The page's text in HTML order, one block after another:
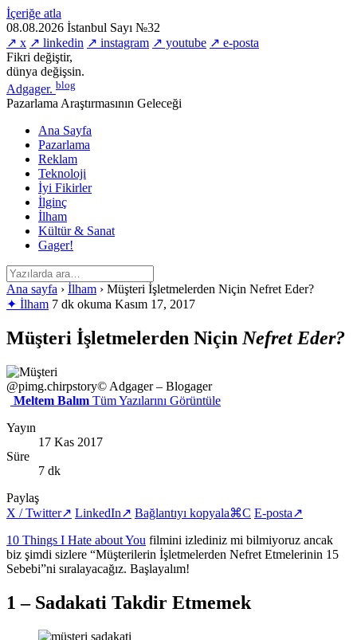
İçeriğe atla
08.08.2026 İstanbul Sayı №32
↗ x ↗ linkedin ↗ instagram ↗ youtube ↗ e-posta
Fikri değiştir,
dünya değişsin.
Adgager. blog
Pazarlama Araştırmasının Geleceği
Ana Sayfa
Pazarlama
Reklam
Teknoloji
İyi Fikirler
İlginç
İlham
Kültür & Sanat
Gager!
Ana sayfa › İlham › Müşteri İşletmelerden Niçin Nefret Eder?
✦ İlham 7 dk okuma Kasım 17, 2017
Müşteri İşletmelerden NiçinNefret Eder?
@pimg.chirpstory© Adgager – Blogager
Meltem Balım Tüm Yazılarını Görüntüle
Yayın
17 Kas 2017
Süre
7 dk
Paylaş
X / Twitter↗ LinkedIn↗ Bağlantıyı kopyala⌘C E-posta↗
10 Things I Hate about You filmini izlediniz mi bilmiyoruz ancak
biz şimdi sizlere “Müşterilerin İşletmelerden Nefret Etmelerinin 15
Sebebi”ni sıralayacağız. Başlayalım!
1 – Sadakati Takdir Etmemek